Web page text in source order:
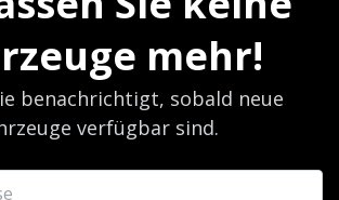
mehr!
benachrichtigt, sobald neue
verfügbar sind.